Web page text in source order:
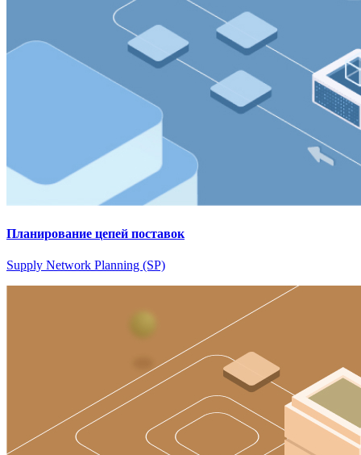
Планирование цепей поставок
Supply Network Planning (SP)